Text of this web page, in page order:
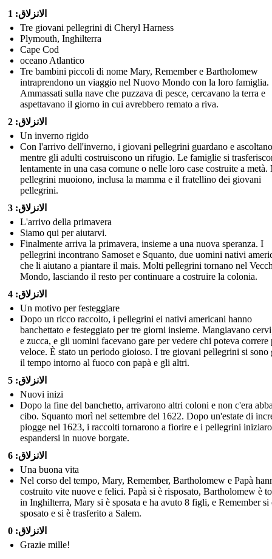
الانزلاق: 1
Tre giovani pellegrini di Cheryl Harness
Plymouth, Inghilterra
Cape Cod
oceano Atlantico
Tre bambini piccoli di nome Mary, Remember e Bartholomew
intraprendono un viaggio nel Nuovo Mondo con la loro famiglia.
Ammassati sulla nave che puzzava di pesce, cercavano la terra e
aspettavano il giorno in cui avrebbero remato a riva.
الانزلاق: 2
Un inverno rigido
Con l'arrivo dell'inverno, i giovani pellegrini guardano e ascoltano
mentre gli adulti costruiscono un rifugio. Le famiglie si
lentamente in una casa comune o nelle loro case costruite a
pellegrini muoiono, inclusa la mamma e il fratellino dei giovani
pellegrini.
الانزلاق: 3
L'arrivo della primavera
Siamo qui per aiutarvi.
Finalmente arriva la primavera, insieme a una nuova speranza. I
pellegrini incontrano Samoset e Squanto, due uomini nativi
che li aiutano a piantare il mais. Molti pellegrini tornano nel
Mondo, lasciando il resto per continuare a costruire la colonia.
الانزلاق: 4
Un motivo per festeggiare
Dopo un ricco raccolto, i pellegrini ei nativi americani hanno
banchettato e festeggiato per tre giorni insieme. Mangiavano
e zucca, e gli uomini facevano gare per vedere chi poteva correre
veloce. È stato un periodo gioioso. I tre giovani pellegrini si sono
il tempo intorno al fuoco con papà e gli altri.
الانزلاق: 5
Nuovi inizi
Dopo la fine del banchetto, arrivarono altri coloni e non c'era
cibo. Squanto morì nel settembre del 1622. Dopo un'estate di
piogge nel 1623, i raccolti tornarono a fiorire e i pellegrini
espandersi in nuove borgate.
الانزلاق: 6
Una buona vita
Nel corso del tempo, Mary, Remember, Bartholomew e Papà
costruito vite nuove e felici. Papà si è risposato, Bartholomew è
in Inghilterra, Mary si è sposata e ha avuto 8 figli, e Remember si
sposato e si è trasferito a Salem.
الانزلاق: 0
Grazie mille!